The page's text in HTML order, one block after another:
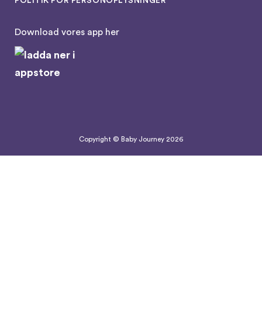
Download vores app her
Copyright © Baby Journey 2026